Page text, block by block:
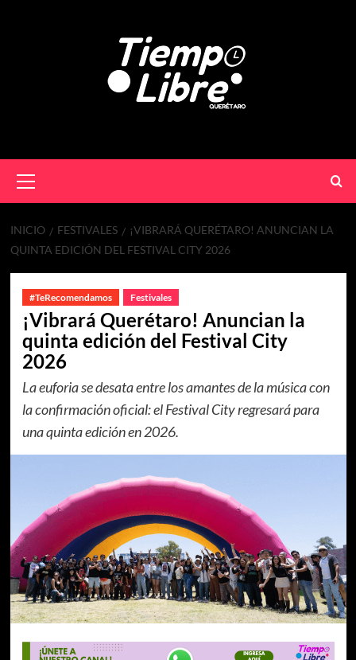
INICIO FESTIVALES
¡VIBRARÁ QUERÉTARO! ANUNCIAN LA
QUINTA EDICIÓN DEL FESTIVAL CITY 2026
#TeRecomendamos Festivales
¡Vibrará Querétaro! Anuncian la
quinta edición del Festival City
2026
La euforia se desata entre los amantes de la música con
la confirmación oficial: el Festival City regresará para
una quinta edición en 2026.